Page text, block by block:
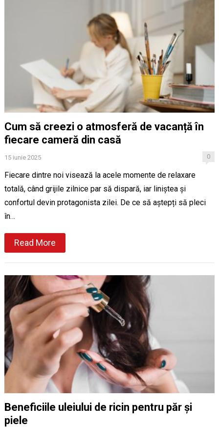
Cum să creezi o atmosferă de vacanță în
fiecare cameră din casă
15 iunie 2025 0
Fiecare dintre noi visează la acele momente de relaxare
totală, când grijile zilnice par să dispară, iar liniștea și
confortul devin protagonista zilei. De ce să aștepți să pleci
în…
Read More
Beneficiile uleiului de ricin pentru păr și
piele